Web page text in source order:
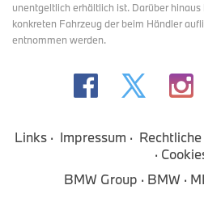
unentgeltlich erhältlich ist. Darüber
konkreten Fahrzeug der beim Händler
entnommen werden.
Links Impressum
BMW Group
BMW